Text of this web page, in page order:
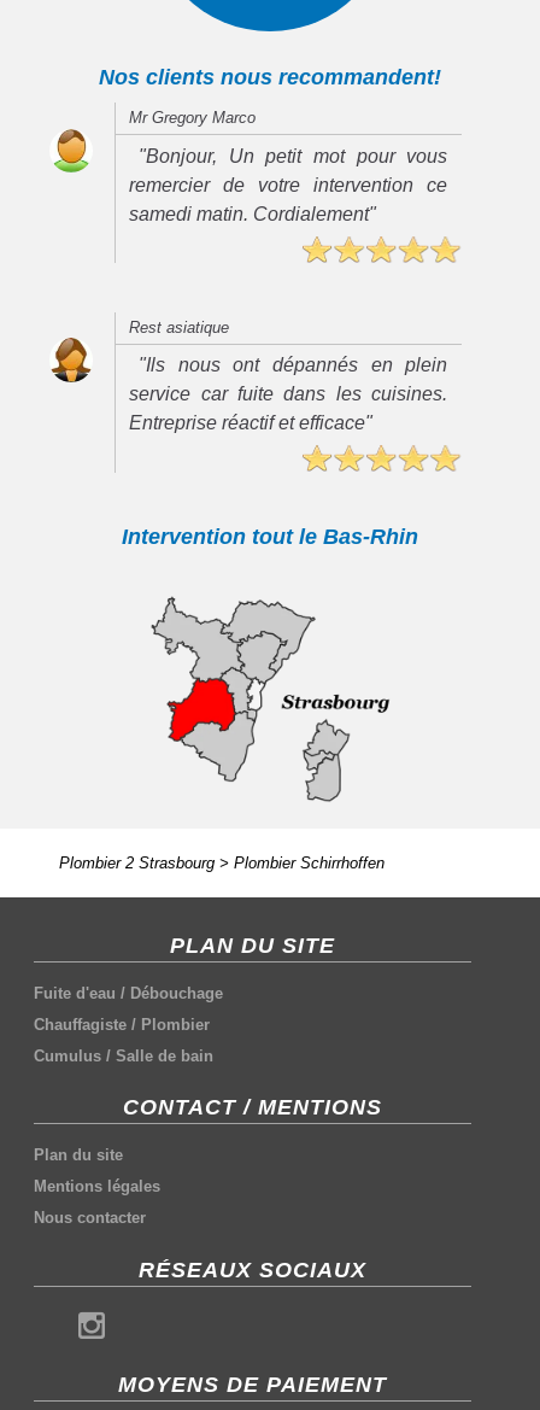
Nos clients nous recommandent!
Mr Gregory Marco
"Bonjour, Un petit mot pour vous
remercier de votre intervention ce
samedi matin. Cordialement"
Rest asiatique
"Ils nous ont dépannés en plein
service car fuite dans les cuisines.
Entreprise réactif et efficace"
Intervention tout le Bas-Rhin
Plombier 2 Strasbourg> Plombier Schirrhoffen
PLAN DU SITE
Fuite d'eau / Débouchage
Chauffagiste / Plombier
Cumulus /Salle de bain
CONTACT / MENTIONS
Plan du site
Mentions légales
Nous contacter
RÉSEAUX SOCIAUX
MOYENS DE PAIEMENT